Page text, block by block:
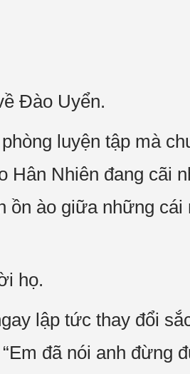
Đào Uyển.
luyện tập mà
Hân Nhiên đang cãi
ồn ào giữa những cái
họ.
lập tức thay đổi
đã nói anh đừng